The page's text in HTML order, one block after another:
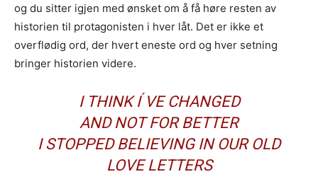
og du sitter igjen med ønsket om å få høre resten av
historien til protagonisten i hver låt. Det er ikke et
overflødig ord, der hvert eneste ord og hver setning
bringer historien videre.
I THINK I ́VE CHANGED
AND NOT FOR BETTER
I STOPPED BELIEVING IN OUR OLD
LOVE LETTERS